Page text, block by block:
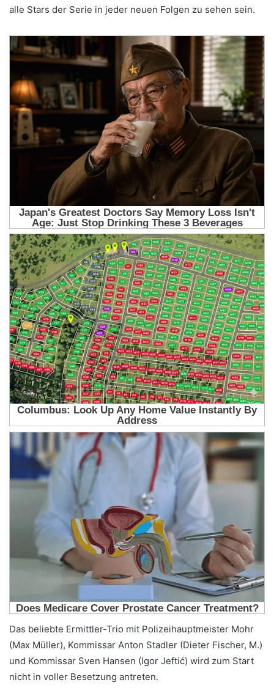
alle Stars der Serie in jeder neuen Folgen zu sehen sein.
Das beliebte Ermittler-Trio mit Polizeihauptmeister Mohr
(Max Müller), Kommissar Anton Stadler (Dieter Fischer, M.)
und Kommissar Sven Hansen (Igor Jeftić) wird zum Start
nicht in voller Besetzung antreten.